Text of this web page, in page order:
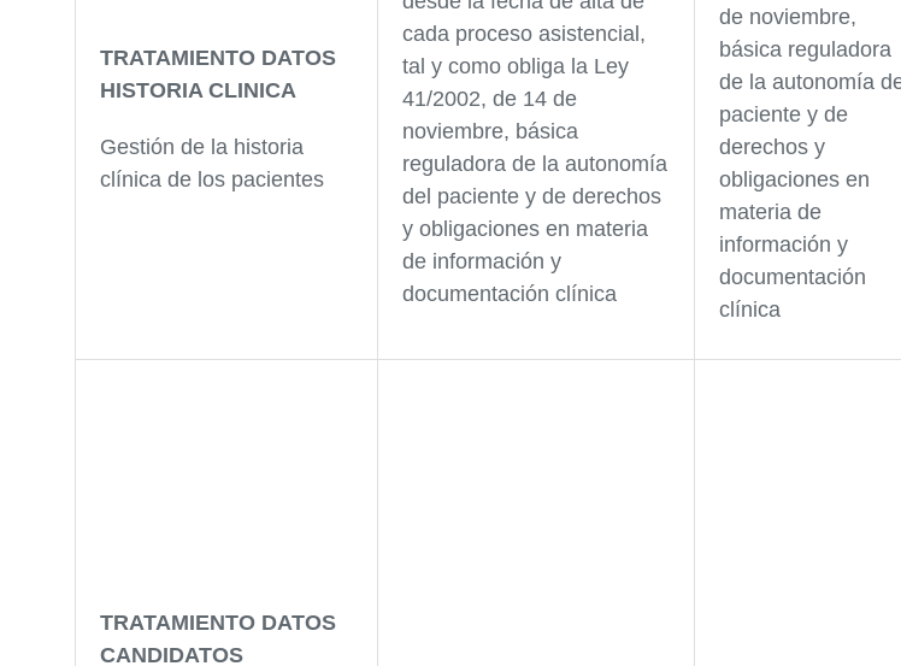
TRATAMIENTO DATOS
HISTORIA CLINICA
Gestión de la historia
clínica de los pacientes
cada proceso asistencial,
tal y como obliga la Ley
41/2002, de 14 de
noviembre, básica
reguladora de la autonomía
del paciente y de derechos
y obligaciones en materia
de información y
documentación clínica
de noviembre,
básica reguladora
de la autonomía
paciente y de
derechos y
obligaciones en
materia de
información y
documentación
clínica
TRATAMIENTO DATOS
CANDIDATOS